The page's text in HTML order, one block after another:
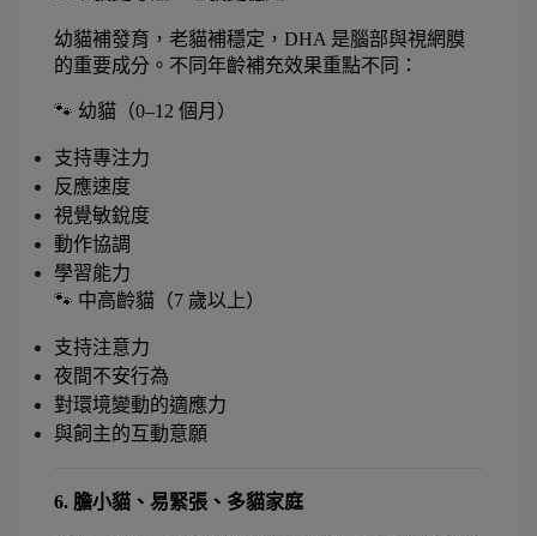
幼貓補發育，老貓補穩定，DHA 是腦部與視網膜
的重要成分。不同年齡補充效果重點不同：
🐾 幼貓（0–12 個月）
支持專注力
反應速度
視覺敏銳度
動作協調
學習能力
🐾 中高齡貓（7 歲以上）
支持注意力
夜間不安行為
對環境變動的適應力
與飼主的互動意願
6. 膽小貓、易緊張、多貓家庭